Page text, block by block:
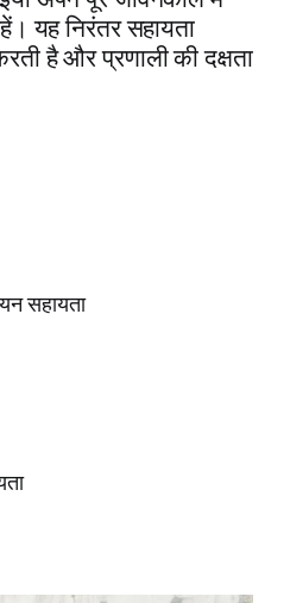
यह निरंतर सहायता
है और प्रणाली की दक्षता
सहायता